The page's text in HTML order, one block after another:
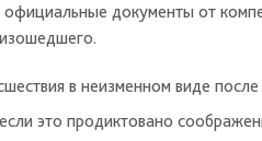
документы от
в неизменном виде после
это продиктовано